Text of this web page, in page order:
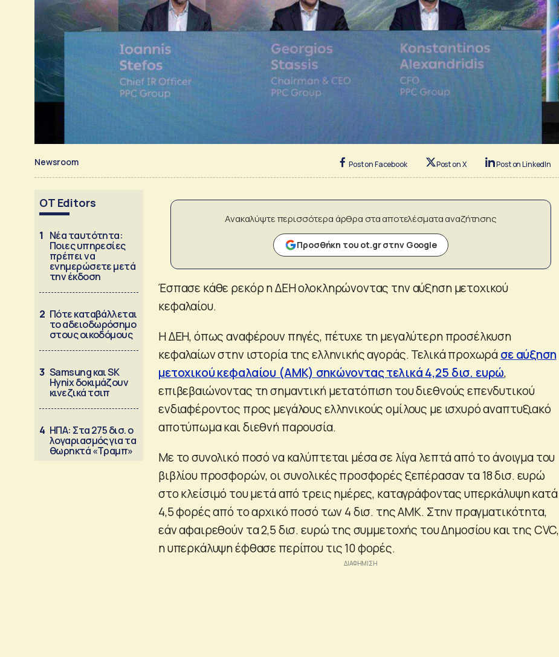
Newsroom Post on Facebook Post on X Post on LinkedIn
OT Editors
1 Νέα ταυτότητα:
Ποιες υπηρεσίες
πρέπει να
ενημερώσετε μετά
την έκδοση
2 Πότε καταβάλλεται
το αδειοδωρόσημο
στους οικοδόμους
3 Samsung και SK
Hynix δοκιμάζουν
κινεζικά τσιπ
4 ΗΠΑ: Στα 275 δισ. ο
λογαριασμός για τα
θωρηκτά «Τραμπ»
Ανακαλύψτε περισσότερα άρθρα στα αποτελέσματα αναζήτησης
Προσθήκη του ot.gr στην Google
Έσπασε κάθε ρεκόρ η ΔΕΗ ολοκληρώνοντας την αύξηση μετοχικού
κεφαλαίου.
Η ΔΕΗ, όπως αναφέρουν πηγές, πέτυχε τη μεγαλύτερη προσέλκυση
κεφαλαίων στην ιστορία της ελληνικής αγοράς. Τελικά προχωράσε αύξηση
μετοχικού κεφαλαίου (ΑΜΚ) σηκώνοντας τελικά 4,25 δισ. ευρώ,
επιβεβαιώνοντας τη σημαντική μετατόπιση του διεθνούς επενδυτικού
ενδιαφέροντος προς μεγάλους ελληνικούς ομίλους με ισχυρό αναπτυξιακό
αποτύπωμα και διεθνή παρουσία.
Με το συνολικό ποσό να καλύπτεται μέσα σε λίγα λεπτά από το άνοιγμα του
βιβλίου προσφορών, οι συνολικές προσφορές ξεπέρασαν τα 18 δισ. ευρώ
στο κλείσιμό του μετά από τρεις ημέρες, καταγράφοντας υπερκάλυψη κατά
4,5 φορές από το αρχικό ποσό των 4 δισ. της ΑΜΚ. Στην πραγματικότητα,
εάν αφαιρεθούν τα 2,5 δισ. ευρώ της συμμετοχής του Δημοσίου και της CVC,
η υπερκάλυψη έφθασε περίπου τις 10 φορές.